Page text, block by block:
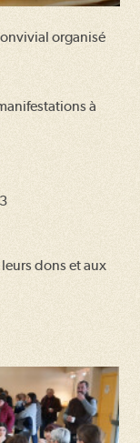
organisé
à
dons et aux